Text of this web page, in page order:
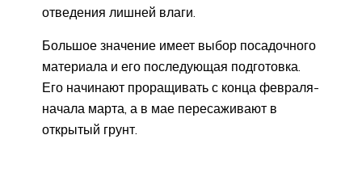
отведения лишней влаги.
Большое значение имеет выбор посадочного
материала и его последующая подготовка.
Его начинают проращивать с конца февраля-
начала марта, а в мае пересаживают в
открытый грунт.